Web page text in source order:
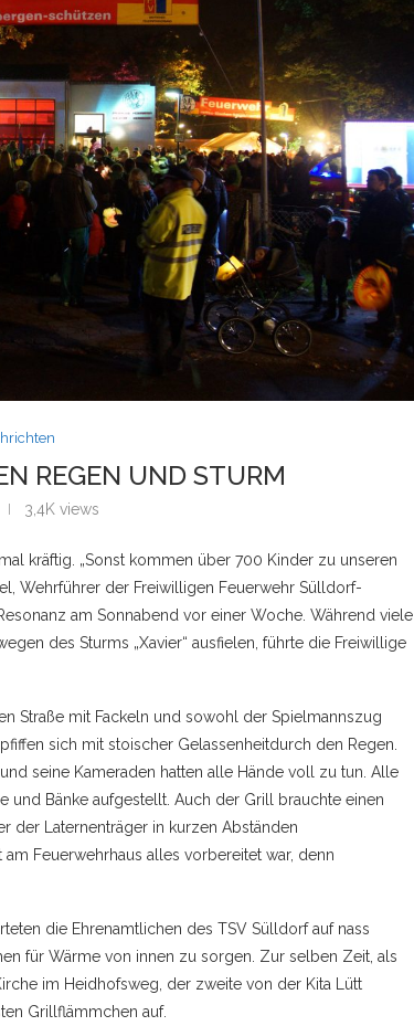
REGEN UND STURM
3,4K views
kräftig. „Sonst kommen über 700 Kinder zu unseren
Wehrführer der Freiwilligen Feuerwehr Sülldorf-
am Sonnabend vor einer Woche. Während viele
des Sturms „Xavier“ ausfielen, führte die Freiwillige
Straße mit Fackeln und sowohl der Spielmannszug
sich mit stoischer Gelassenheitdurch den Regen.
seine Kameraden hatten alle Hände voll zu tun. Alle
und Bänke aufgestellt. Auch der Grill brauchte einen
der Laternenträger in kurzen Abständen
Feuerwehrhaus alles vorbereitet war, denn
die Ehrenamtlichen des TSV Sülldorf auf nass
für Wärme von innen zu sorgen. Zur selben Zeit, als
im Heidhofsweg, der zweite von der Kita Lütt
Grillflämmchen auf.